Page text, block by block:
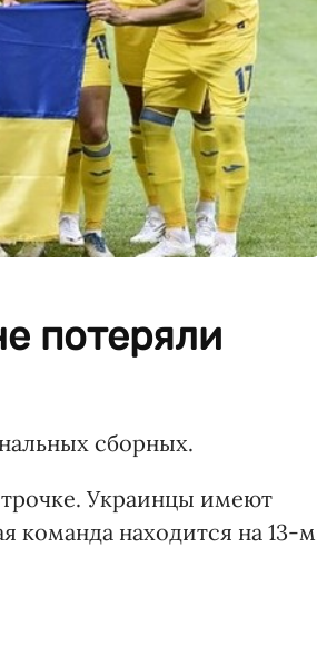
потеряли
сборных.
Украинцы имеют
команда находится на 13-м